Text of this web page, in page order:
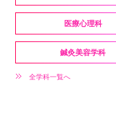
医療心理科
鍼灸美容学科
全学科一覧へ